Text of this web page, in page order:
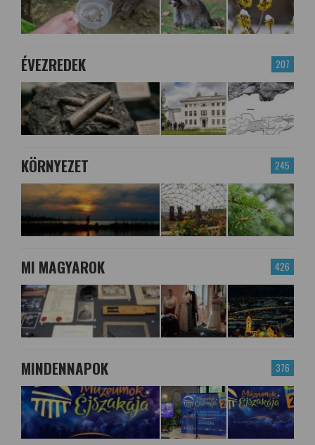
207
ÉVEZREDEK
245
KÖRNYEZET
426
MI MAGYAROK
376
MINDENNAPOK